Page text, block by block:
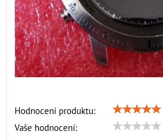
Hodnocení produktu:
Vaše hodnocení: